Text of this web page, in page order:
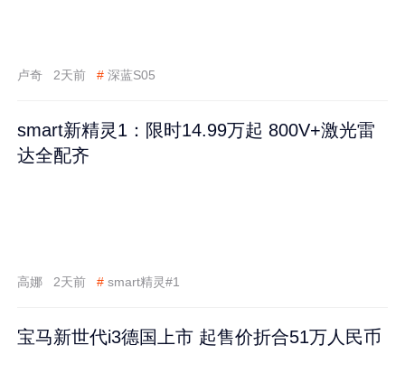
卢奇 2天前 # 深蓝S05
smart新精灵1：限时14.99万起 800V+激光雷
达全配齐
高娜 2天前 # smart精灵#1
宝马新世代i3德国上市 起售价折合51万人民币